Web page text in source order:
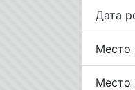
Дата
Место
Место